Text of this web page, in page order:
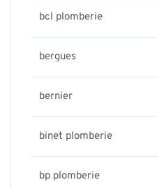
bcl plomberie
bergues
bernier
binet plomberie
bp plomberie